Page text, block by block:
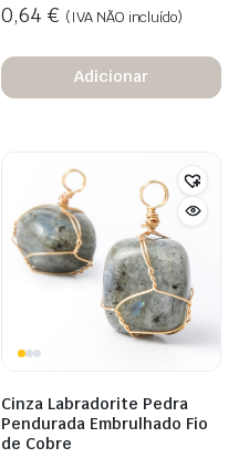
0,64 € (IVA NÃO incluído)
Adicionar
Cinza Labradorite Pedra
Pendurada Embrulhado Fio
de Cobre